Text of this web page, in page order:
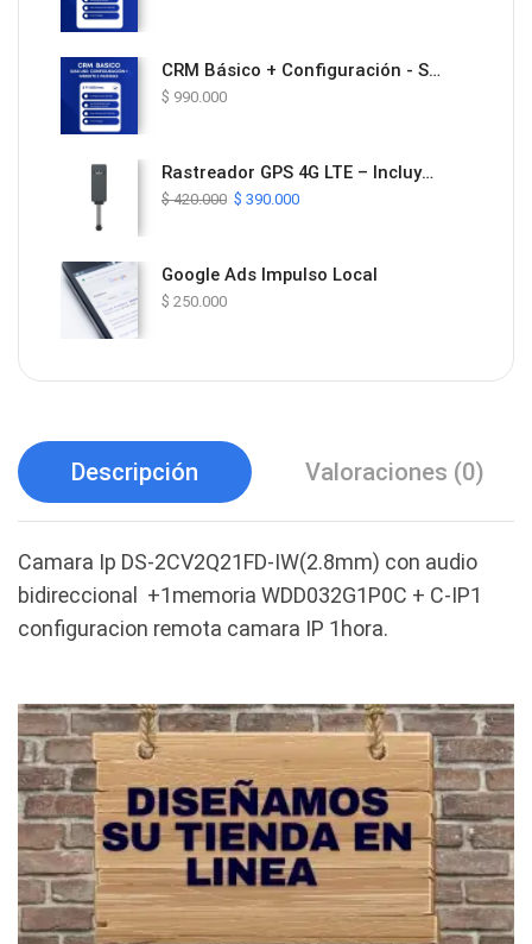
CRM Básico + Configuración - Solución Todo en Uno con Website y Automatización
$ 990.000
Rastreador GPS 4G LTE – Incluye Plan de Datos y Plataforma ProTrack por 1 Año
$420.000 $ 390.000
Google Ads Impulso Local
$ 250.000
Descripción Valoraciones (0)
Camara Ip DS-2CV2Q21FD-IW(2.8mm) con audio
bidireccional +1memoria WDD032G1P0C + C-IP1
configuracion remota camara IP 1hora.